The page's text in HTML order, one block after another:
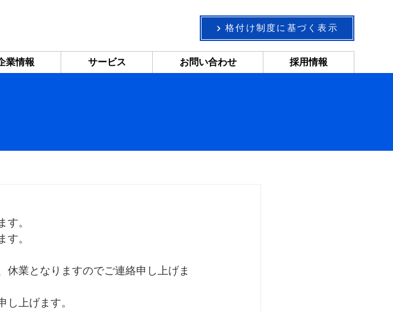
格付け制度に基づく表示
業情報 サービス お問い合わせ 採用情報
。
。
業となりますのでご連絡申し上げま
上げます。